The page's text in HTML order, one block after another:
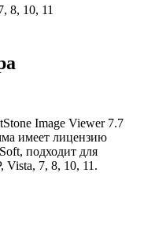
8, 10, 11
Image Viewer 7.7
имеет лицензию
подходит для
Vista, 7, 8, 10, 11.